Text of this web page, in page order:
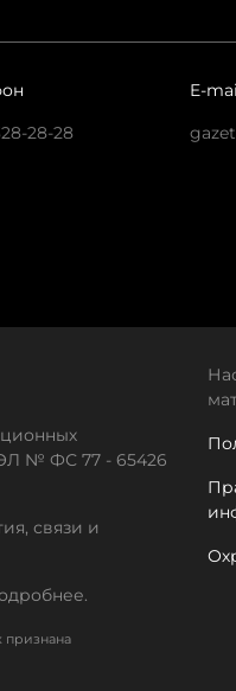
28-28
E-
№ ФС 77 - 65426
связи и
признана